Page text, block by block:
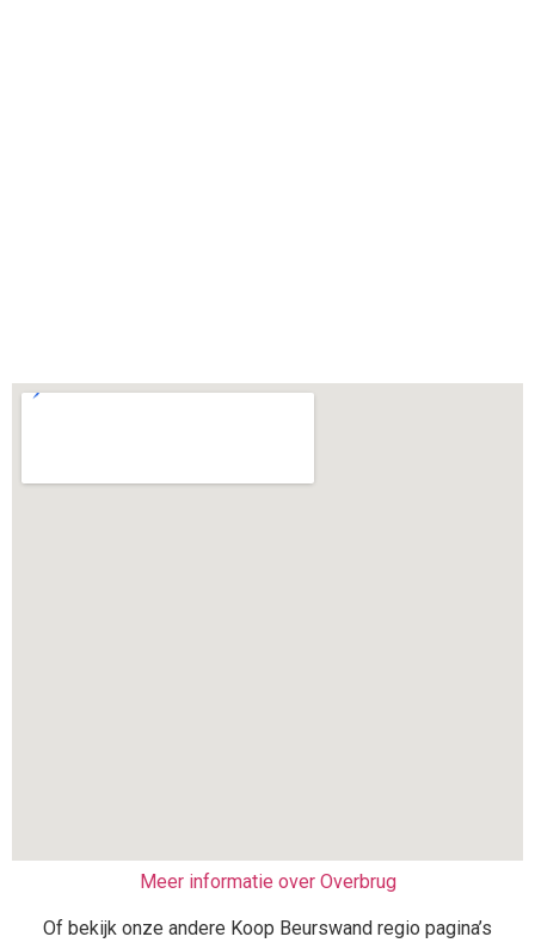
Meer informatie over Overbrug
Of bekijk onze andere Koop Beurswand regio pagina’s